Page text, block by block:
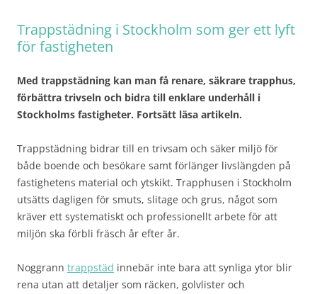
Trappstädning i Stockholm som ger ett lyft
för fastigheten
Med trappstädning kan man få renare, säkrare trapphus,
förbättra trivseln och bidra till enklare underhåll i
Stockholms fastigheter. Fortsätt läsa artikeln.
Trappstädning bidrar till en trivsam och säker miljö för
både boende och besökare samt förlänger livslängden på
fastighetens material och ytskikt. Trapphusen i Stockholm
utsätts dagligen för smuts, slitage och grus, något som
kräver ett systematiskt och professionellt arbete för att
miljön ska förbli fräsch år efter år.
Noggrann trappstäd innebär inte bara att synliga ytor blir
rena utan att detaljer som räcken, golvlister och